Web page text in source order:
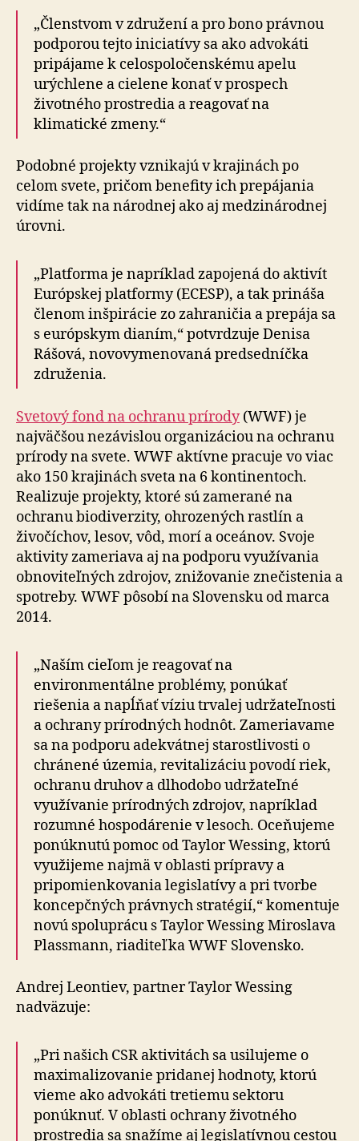
„Členstvom v združení a pro bono právnou
podporou tejto iniciatívy sa ako advokáti
pripájame k celospoločenskému apelu
urýchlene a cielene konať v prospech
životného prostredia a reagovať na
klimatické zmeny.“
Podobné projekty vznikajú v krajinách po
celom svete, pričom benefity ich prepájania
vidíme tak na národnej ako aj medzinárodnej
úrovni.
„Platforma je napríklad zapojená do aktivít
Európskej platformy (ECESP), a tak prináša
členom inšpirácie zo zahraničia a prepája sa
s európskym dianím,“ potvrdzuje Denisa
Rášová, novovymenovaná predsedníčka
združenia.
Svetový fond na ochranu prírody(WWF) je
najväčšou nezávislou organizáciou na ochranu
prírody na svete. WWF aktívne pracuje vo viac
ako 150 krajinách sveta na 6 kontinentoch.
Realizuje projekty, ktoré sú zamerané na
ochranu biodiverzity, ohrozených rastlín a
živočíchov, lesov, vôd, morí a oceánov. Svoje
aktivity zameriava aj na podporu využívania
obnoviteľných zdrojov, znižovanie znečistenia a
spotreby. WWF pôsobí na Slovensku od marca
2014.
„Naším cieľom je reagovať na
environmentálne problémy, ponúkať
riešenia a napĺňať víziu trvalej udržateľnosti
a ochrany prírodných hodnôt. Zameriavame
sa na podporu adekvátnej starostlivosti o
chránené územia, revitalizáciu povodí riek,
ochranu druhov a dlhodobo udržateľné
využívanie prírodných zdrojov, napríklad
rozumné hospodárenie v lesoch. Oceňujeme
ponúknutú pomoc od Taylor Wessing, ktorú
využijeme najmä v oblasti prípravy a
pripomienkovania legislatívy a pri tvorbe
koncepčných právnych stratégií,“ komentuje
novú spoluprácu s Taylor Wessing Miroslava
Plassmann, riaditeľka WWF Slovensko.
Andrej Leontiev, partner Taylor Wessing
nadväzuje:
„Pri našich CSR aktivitách sa usilujeme o
maximalizovanie pridanej hodnoty, ktorú
vieme ako advokáti tretiemu sektoru
ponúknuť. V oblasti ochrany životného
prostredia sa snažíme aj legislatívnou cestou